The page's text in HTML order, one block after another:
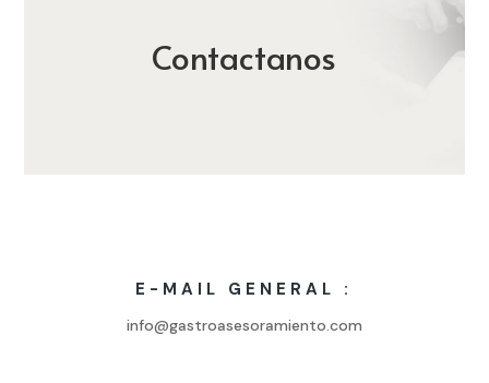
Contactanos
E-MAIL GENERAL :
info@gastroasesoramiento.com